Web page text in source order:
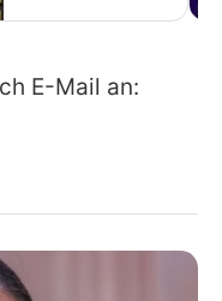
E-Mail an: